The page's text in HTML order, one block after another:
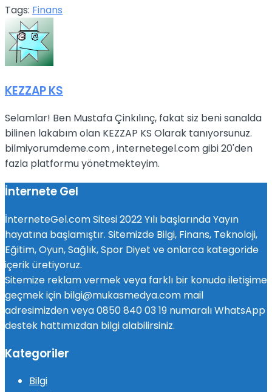
Tags: Finans
KEZZAP KS
Selamlar! Ben Mustafa Çinkılınç, fakat siz beni sanalda
bilinen lakabım olan KEZZAP KS Olarak tanıyorsunuz.
bilmiyorumdeme.com , internetegel.com gibi 20'den
fazla platformu yönetmekteyim.
İnternete Gel
İnterneteGel.com Sitesi 2022 Yılı başlarında Yayın
hayatına başlamıştır. Sitemizde Bilgi, Finans, Teknoloji,
Eğitim, Oyun, Sağlık, Spor Diyet ve onlarca kategoride
içerik üretiyoruz.
Sitemize reklam vermek veya farklı bir konuda iletişime
geçmek için bilgi@mukasmedya.com mail
adresimizden veya 0850 840 03 19 numaralı WhatsApp
destek hattımızdan bilgi alabilirsiniz.
Kategoriler
Bilgi